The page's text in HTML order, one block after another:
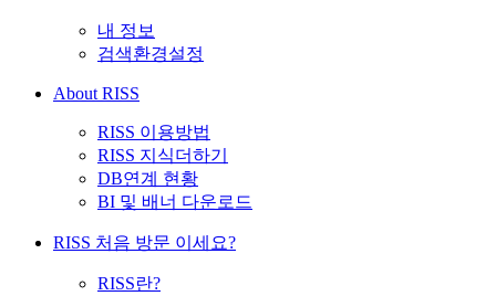
내 정보
검색환경설정
About RISS
RISS 이용방법
RISS 지식더하기
DB연계 현황
BI 및 배너 다운로드
RISS 처음 방문 이세요?
RISS란?